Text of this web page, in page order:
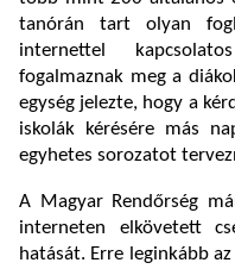
tanórán tart olyan
internettel
fogalmaznak meg a
egység jelezte, hogy a
iskolák kérésére más
egyhetes sorozatot
A Magyar Rendőrség
interneten elkövetett
hatását. Erre leginkább